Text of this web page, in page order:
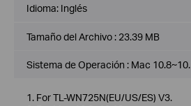
Idioma: Inglés
Tamaño del Archivo : 23.39 MB
Sistema de Operación : Mac
1. For TL-WN725N(EU/US/ES) V3.